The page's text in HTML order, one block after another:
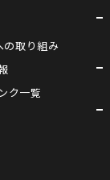
の取り組み
ク一覧